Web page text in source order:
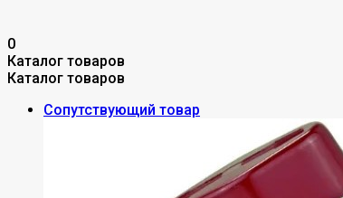
0
Каталог товаров
Каталог товаров
Сопутствующий товар